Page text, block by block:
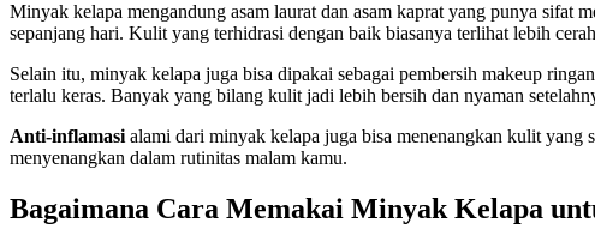
Minyak kelapa mengandung asam laurat dan asam kaprat yang punya sifat
sepanjang hari. Kulit yang terhidrasi dengan baik biasanya terlihat lebih
Selain itu, minyak kelapa juga bisa dipakai sebagai pembersih makeup
terlalu keras. Banyak yang bilang kulit jadi lebih bersih dan nyaman
Anti-inflamasi alami dari minyak kelapa juga bisa menenangkan kulit yang
menyenangkan dalam rutinitas malam kamu.
Bagaimana Cara Memakai Minyak Kelapa